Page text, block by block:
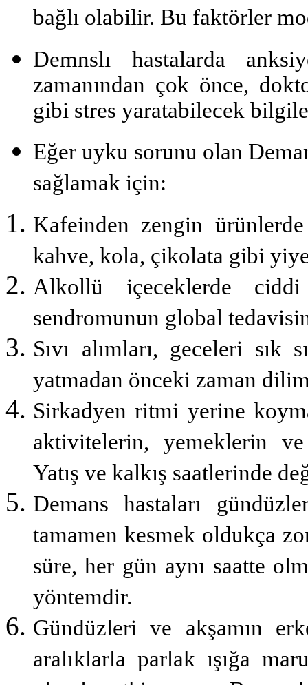
bağlı olabilir. Bu faktörler
Demnslı hastalarda
zamanından çok önce,
gibi stres yaratabilecek
Eğer uyku sorunu olan
sağlamak için:
Kafeinden zengin
kahve, kola, çikolata gibi
Alkollü içeceklerde ciddi
sendromunun global
Sıvı alımları, geceleri
yatmadan önceki zaman
Sirkadyen ritmi yerine
aktivitelerin, yemeklerin ve
Yatış ve kalkış saatlerinde
Demans hastaları
tamamen kesmek oldukça
süre, her gün aynı saatte
yöntemdir.
Gündüzleri ve akşamın
aralıklarla parlak ışığa